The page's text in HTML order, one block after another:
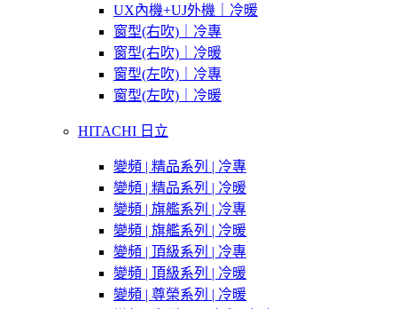
UX內機+UJ外機｜冷暖
窗型(右吹)｜冷專
窗型(右吹)｜冷暖
窗型(左吹)｜冷專
窗型(左吹)｜冷暖
HITACHI 日立
變頻 | 精品系列 | 冷專
變頻 | 精品系列 | 冷暖
變頻 | 旗艦系列 | 冷專
變頻 | 旗艦系列 | 冷暖
變頻 | 頂級系列 | 冷專
變頻 | 頂級系列 | 冷暖
變頻 | 尊榮系列 | 冷暖